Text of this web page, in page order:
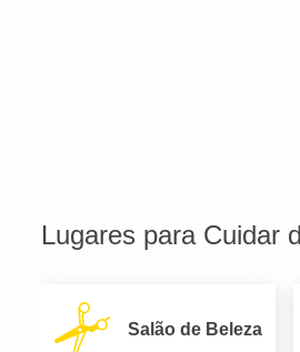
Lugares para Cuidar
Salão de Beleza